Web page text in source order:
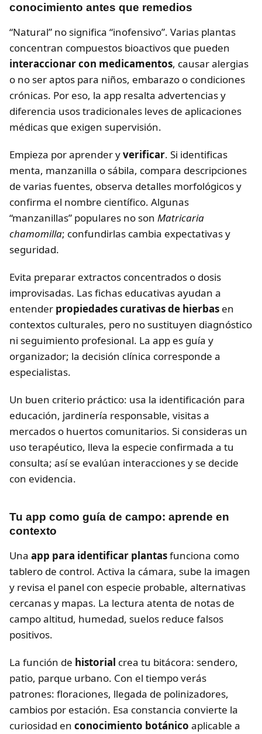
conocimiento antes que remedios
“Natural” no significa “inofensivo”. Varias plantas
concentran compuestos bioactivos que pueden
interaccionar con medicamentos, causar alergias
o no ser aptos para niños, embarazo o condiciones
crónicas. Por eso, la app resalta advertencias y
diferencia usos tradicionales leves de aplicaciones
médicas que exigen supervisión.
Empieza por aprender yverificar. Si identificas
menta, manzanilla o sábila, compara descripciones
de varias fuentes, observa detalles morfológicos y
confirma el nombre científico. Algunas
“manzanillas” populares no son Matricaria
chamomilla; confundirlas cambia expectativas y
seguridad.
Evita preparar extractos concentrados o dosis
improvisadas. Las fichas educativas ayudan a
entender propiedades curativas de hierbas en
contextos culturales, pero no sustituyen diagnóstico
ni seguimiento profesional. La app es guía y
organizador; la decisión clínica corresponde a
especialistas.
Un buen criterio práctico: usa la identificación para
educación, jardinería responsable, visitas a
mercados o huertos comunitarios. Si consideras un
uso terapéutico, lleva la especie confirmada a tu
consulta; así se evalúan interacciones y se decide
con evidencia.
Tu app como guía de campo: aprende en
contexto
Una app para identificar plantasfunciona como
tablero de control. Activa la cámara, sube la imagen
y revisa el panel con especie probable, alternativas
cercanas y mapas. La lectura atenta de notas de
campo altitud, humedad, suelos reduce falsos
positivos.
La función de historial crea tu bitácora: sendero,
patio, parque urbano. Con el tiempo verás
patrones: floraciones, llegada de polinizadores,
cambios por estación. Esa constancia convierte la
curiosidad en conocimiento botánico aplicable a